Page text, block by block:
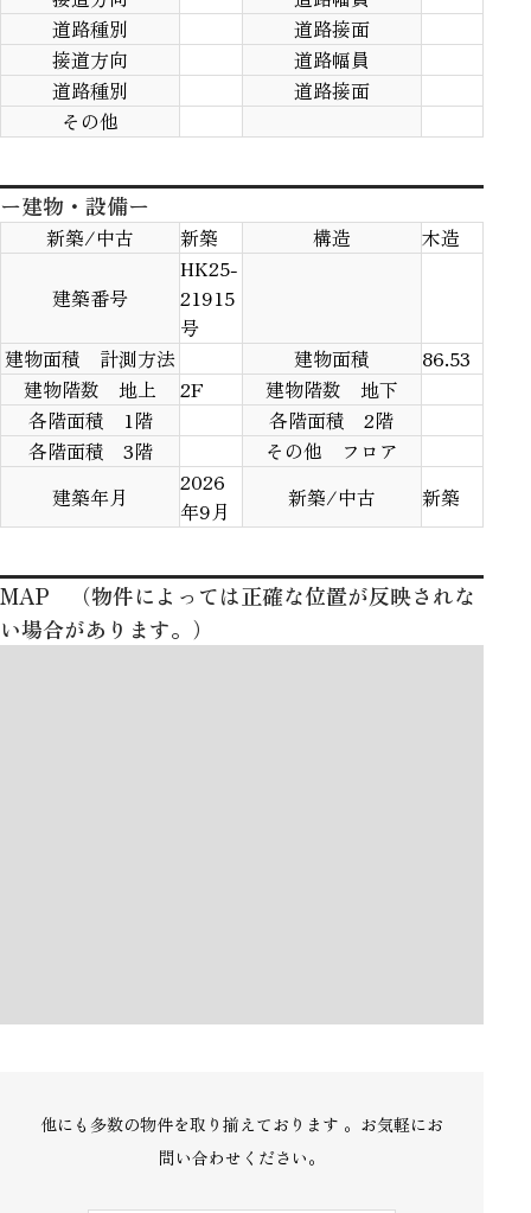
道路種別
道路接面
接道方向
道路幅員
道路種別
道路接面
その他
ー建物・設備ー
新築/中古 新築 構造 木造
建築番号
HK25-
21915
号
建物面積 計測方法
建物面積
86.53
建物階数 地上
2F
建物階数 地下
各階面積 1階
各階面積 2階
各階面積 3階
その他 フロア
建築年月
2026
年9月
新築/中古 新築
MAP （物件によっては正確な位置が反映されな
い場合があります。）
他にも多数の物件を取り揃えております 。お気軽にお
問い合わせください。